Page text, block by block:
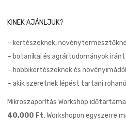
KINEK AJÁNLJUK?
– kertészeknek,
– botanikai és agrártudományok
– hobbikertészeknek és
– akik szeretnek lépést tartani rohanó
Mikroszaporítás Workshop
40.000 Ft. Workshopon egyszerre